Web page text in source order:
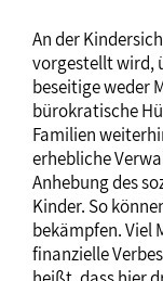
An der
vorgestellt wird,
beseitige weder
bürokratische
Familien
erhebliche
Anhebung des
Kinder. So
bekämpfen. Viel
finanzielle